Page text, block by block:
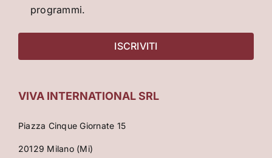
programmi.
VIVA INTERNATIONAL SRL
Piazza Cinque Giornate 15
20129 Milano (Mi)